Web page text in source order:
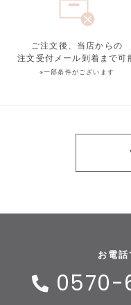
ご注文後、当店からの
注文受付メール到着まで可
※一部条件がございます
お電
0570-